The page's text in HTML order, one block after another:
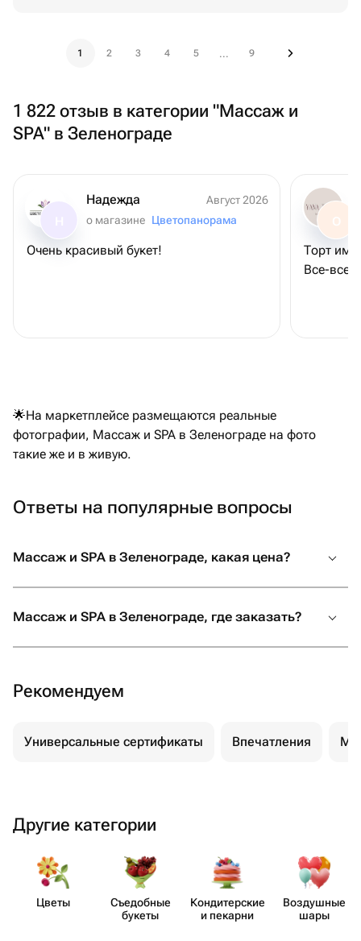
1 2 3 4 5 ... 9
1 822 отзыв в категории "Массаж и
SPA" в Зеленограде
Надежда
Август 2026
о магазине Цветопанорама
Очень красивый букет!
О
Торт
Все-все
🌟На маркетплейсе размещаются реальные
фотографии, Массаж и SPA в Зеленограде на фото
такие же и в живую.
Ответы на популярные вопросы
Массаж и SPA в Зеленограде, какая цена?
Массаж и SPA в Зеленограде, где заказать?
Рекомендуем
Универсальные сертификаты Впечатления
Другие категории
Цветы
Съедобные
букеты
Кондит​ерские
и пекарни
Воздушные
шары